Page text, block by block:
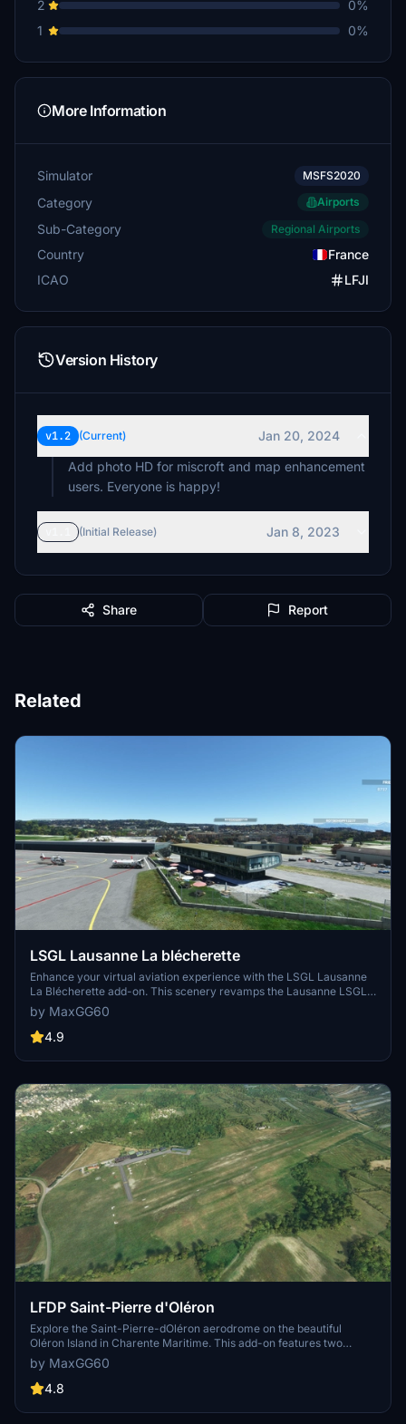
2
0%
1
0%
More Information
Simulator MSFS2020
Category Airports
Sub-Category Regional Airports
Country
France
ICAO
LFJI
Version History
v1.2 (Current)
Jan 20, 2024
Add photo HD for miscroft and map enhancement
users. Everyone is happy!
(Initial Release) Jan 8, 2023
Share Report
Related
LSGL Lausanne La blécherette
Enhance your virtual aviation experience with the LSGL Lausanne
La Blécherette add-on. This scenery revamps the Lausanne LSGL
aerodrome in Switzerland, featuring photorealistic representations
of key buildings such as the restaurant, operations office, and
rescue base. Explore this detailed recreation, including official
stadium extracted from Google Maps. Get ready to take off and
by MaxGG60
4.9
LFDP Saint-Pierre d'Oléron
Explore the Saint-Pierre-dOléron aerodrome on the beautiful
Oléron Island in Charente Maritime. This add-on features two
runways, fueling station, and detailed modeling of all airport
buildings. Perfect for a scenic flight or practicing your take-offs and
landings.
by MaxGG60
4.8